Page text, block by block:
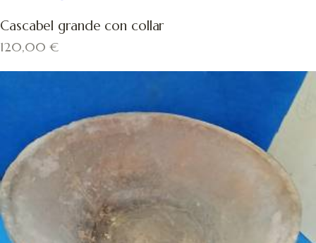
Cascabel grande con collar
120,00 €